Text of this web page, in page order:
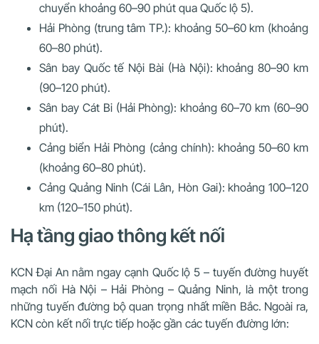
chuyển khoảng 60–90 phút qua Quốc lộ 5).
Hải Phòng (trung tâm TP.): khoảng 50–60 km (khoảng
60–80 phút).
Sân bay Quốc tế Nội Bài (Hà Nội): khoảng 80–90 km
(90–120 phút).
Sân bay Cát Bi (Hải Phòng): khoảng 60–70 km (60–90
phút).
Cảng biển Hải Phòng (cảng chính): khoảng 50–60 km
(khoảng 60–80 phút).
Cảng Quảng Ninh (Cái Lân, Hòn Gai): khoảng 100–120
km (120–150 phút).
Hạ tầng giao thông kết nối
KCN Đại An nằm ngay cạnh Quốc lộ 5 – tuyến đường huyết
mạch nối Hà Nội – Hải Phòng – Quảng Ninh, là một trong
những tuyến đường bộ quan trọng nhất miền Bắc. Ngoài ra,
KCN còn kết nối trực tiếp hoặc gần các tuyến đường lớn: